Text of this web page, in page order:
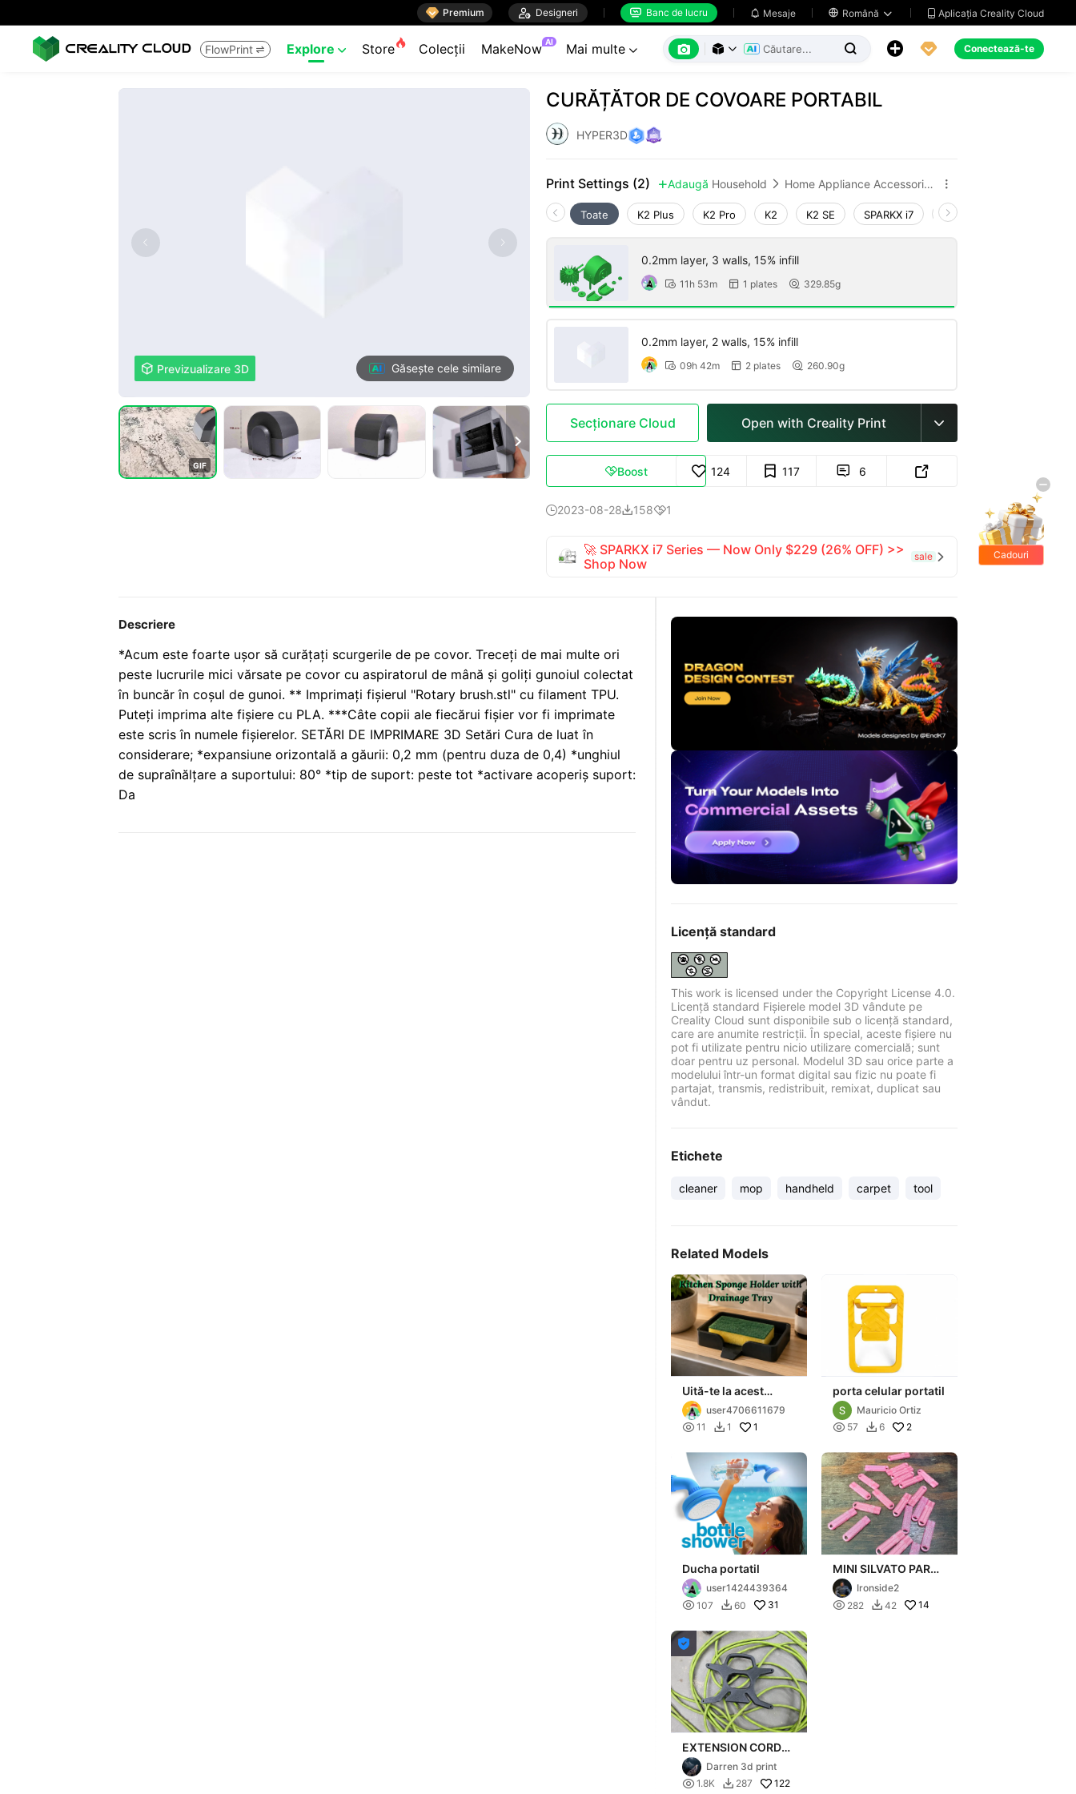
 Premium  Designeri  Banc de lucru  Mesaje  Română   Aplicația Creality Cloud
FlowPrint  Explore  Store Colecții MakeNow AI Mai multe        Conectează-te
 Previzualizare 3D Găsește cele similare
GIF

CURĂȚĂTOR DE COVOARE PORTABIL
HYPER3D
Print Settings (2) Adaugă Household  Home Appliance Accessories 
Toate K2 Plus K2 Pro K2 K2 SE SPARKX i7 Creality Hi
0.2mm layer, 3 walls, 15% infill
 11h 53m  1 plates  329.85g
0.2mm layer, 2 walls, 15% infill
 09h 42m  2 plates  260.90g
Secționare Cloud Open with Creality Print 
Boost 124 117  6 
2023-08-281581
🚀 SPARKX i7 Series — Now Only $229 (26% OFF) >>
Shop Now
sale 
Descriere
*Acum este foarte ușor să curățați scurgerile de pe covor. Treceți de mai multe ori
peste lucrurile mici vărsate pe covor cu aspiratorul de mână și goliți gunoiul colectat
în buncăr în coșul de gunoi. ** Imprimați fișierul "Rotary brush.stl" cu filament TPU.
Puteți imprima alte fișiere cu PLA. ***Câte copii ale fiecărui fișier vor fi imprimate
este scris în numele fișierelor. SETĂRI DE IMPRIMARE 3D Setări Cura de luat în
considerare; *expansiune orizontală a găurii: 0,2 mm (pentru duza de 0,4) *unghiul
de supraînălțare a suportului: 80° *tip de suport: peste tot *activare acoperiș suport:
Da
Licență standard
This work is licensed under the Copyright License 4.0.
Licență standard Fișierele model 3D vândute pe
Creality Cloud sunt disponibile sub o licență standard,
care are anumite restricții. În special, aceste fișiere nu
pot fi utilizate pentru nicio utilizare comercială; sunt
doar pentru uz personal. Modelul 3D sau orice parte a
modelului într-un format digital sau fizic nu poate fi
partajat, transmis, redistribuit, remixat, duplicat sau
vândut.
Etichete
cleaner mop handheld carpet tool
Related Models
Uită-te la acest
suport de burete
tare pe care l-am
făcut
user4706611679
 11  1 1
porta celular portatil
Mauricio Ortiz
 57  6 2
Ducha portatil
user1424439364
 107  60 31
MINI SILVATO PARA
CAMPING O
SENDERISMO
Ironside2
 282  42 14

EXTENSION CORD
CADDYDarren 3d print
 1.8K  287 122
Cadouri